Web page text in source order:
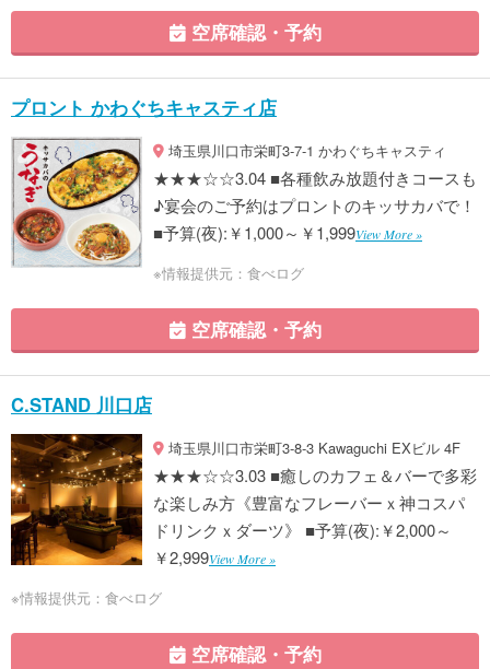
空席確認・予約
プロント かわぐちキャスティ店
埼玉県川口市栄町3-7-1 かわぐちキャスティ
★★★☆☆3.04 ■各種飲み放題付きコースも
♪宴会のご予約はプロントのキッサカバで！
■予算(夜):￥1,000～￥1,999View More »
※情報提供元：食べログ
空席確認・予約
C.STAND 川口店
埼玉県川口市栄町3-8-3 Kawaguchi EXビル 4F
★★★☆☆3.03 ■癒しのカフェ＆バーで多彩
な楽しみ方《豊富なフレーバーｘ神コスパ
ドリンクｘダーツ》 ■予算(夜):￥2,000～
￥2,999View More »
※情報提供元：食べログ
空席確認・予約